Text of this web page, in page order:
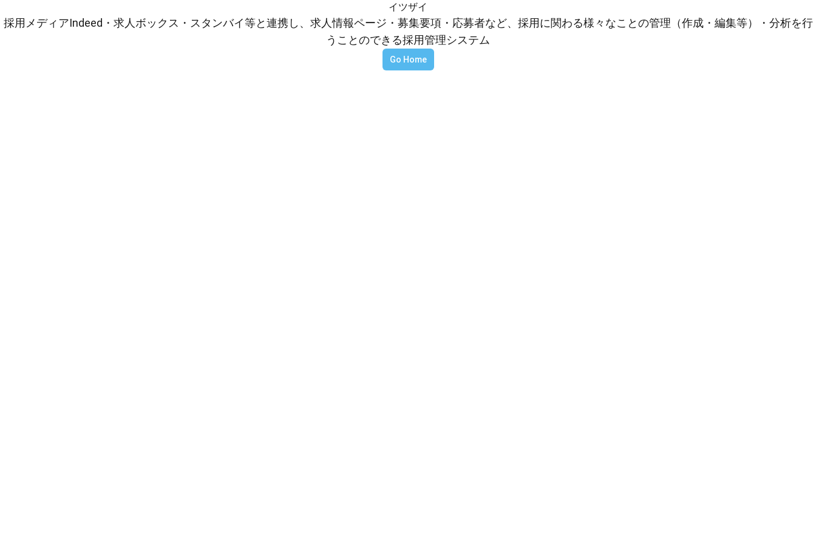
イツザイ
採用メディアIndeed・求人ボックス・スタンバイ等と連携し、求人情報ページ・募集要項・応募者など、採用に関わる様々なことの管理（作成・編集等）・分析を行
うことのできる採用管理システム
Go Home